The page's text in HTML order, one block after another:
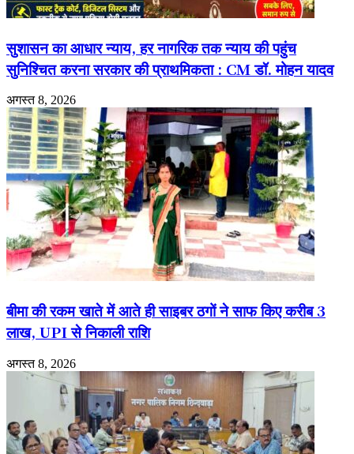
सुशासन का आधार न्याय, हर नागरिक तक न्याय की पहुंच
सुनिश्चित करना सरकार की प्राथमिकता : CM डॉ. मोहन यादव
अगस्त 8, 2026
बीमा की रकम खाते में आते ही साइबर ठगों ने साफ किए करीब 3
लाख, UPI से निकाली राशि
अगस्त 8, 2026